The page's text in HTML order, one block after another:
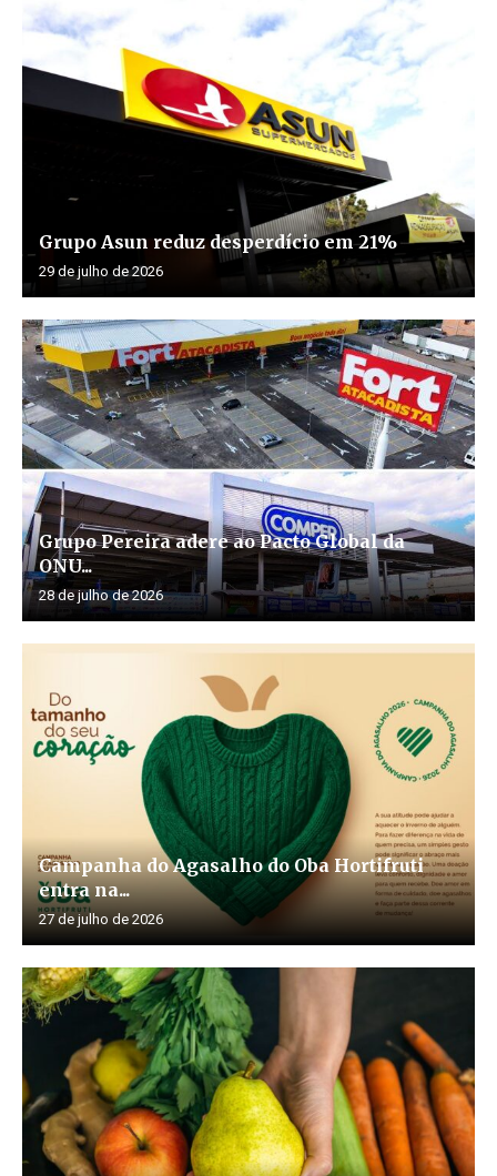
Grupo Asun reduz desperdício em 21%
29 de julho de 2026
Grupo Pereira adere ao Pacto Global da
ONU...
28 de julho de 2026
Campanha do Agasalho do Oba Hortifruti
entra na...
27 de julho de 2026